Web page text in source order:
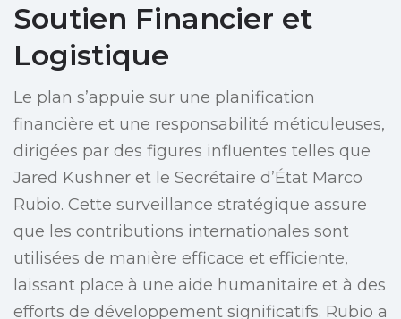
Soutien Financier et
Logistique
Le plan s’appuie sur une planification
financière et une responsabilité méticuleuses,
dirigées par des figures influentes telles que
Jared Kushner et le Secrétaire d’État Marco
Rubio. Cette surveillance stratégique assure
que les contributions internationales sont
utilisées de manière efficace et efficiente,
laissant place à une aide humanitaire et à des
efforts de développement significatifs. Rubio a